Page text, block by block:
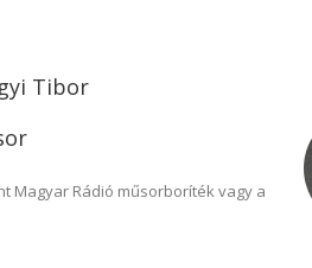
Tibor
Magyar Rádió műsorboríték vagy a